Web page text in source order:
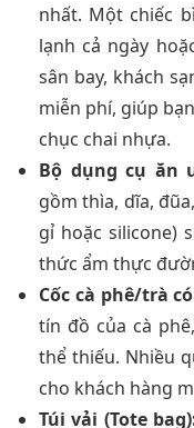
nhất. Một chiếc
lạnh cả ngày
sân bay, khách
miễn phí, giúp
chục chai nhựa.
Bộ dụng cụ ăn
gồm thìa, dĩa,
gỉ hoặc silicone)
thức ẩm thực
Cốc cà phê/trà
tín đồ của cà
thể thiếu. Nhiều
cho khách hàng
Túi vải (Tote